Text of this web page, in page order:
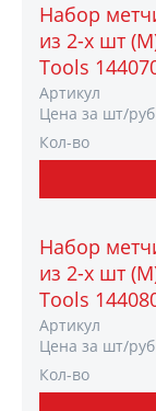
Набор
из 2-х шт
Tools
Артикул
Цена за шт/руб
Кол-во
Набор
из 2-х шт
Tools
Артикул
Цена за шт/руб
Кол-во